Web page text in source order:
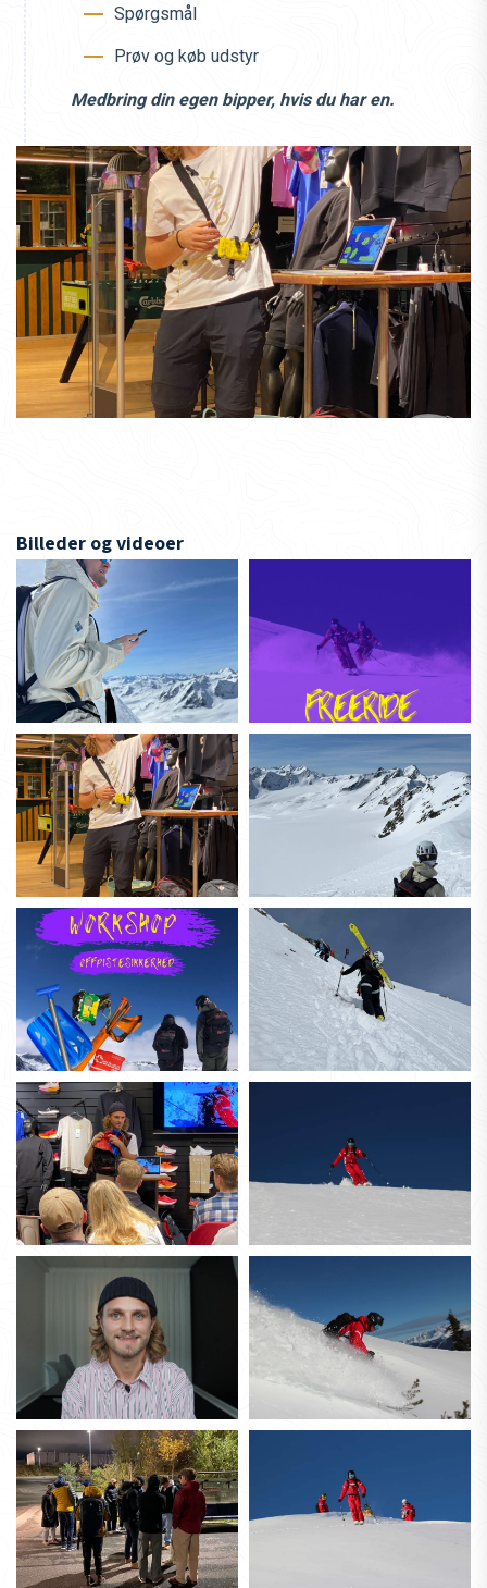
Spørgsmål
Prøv og køb udstyr
Medbring din egen bipper, hvis du har en.
Billeder og videoer